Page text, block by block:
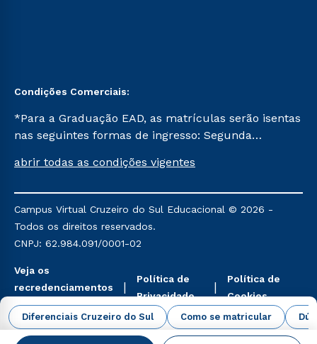
Diferenciais Cruzeiro do Sul Como se matricular
Condições Comerciais:
*Para a Graduação EAD, as matrículas serão isentas
nas seguintes formas de ingresso: Segunda
Já para as demais, a taxa de matrícula será de R$
mencionadas são referentes aos cursos: Ensino
Religioso, Geografia para a Docência e Metodologia
do Ensino de História: Questões Atuais.
abrir todas as condições vigentes
Campus Virtual Cruzeiro do Sul Educacional © 2026 -
Todos os direitos reservados.
CNPJ: 62.984.091/0001-02
Veja os
recredenciamentos
aqui
Política de
Privacidade
Política de
Cookies